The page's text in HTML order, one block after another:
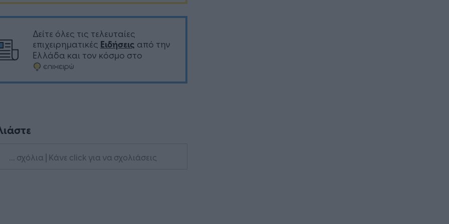
Δείτε όλες τις τελευταίες
επιχειρηματικές Ειδήσεις από την
Ελλάδα και τον κόσμο στο
... σχόλια | Κάνε click για να σχολιάσεις